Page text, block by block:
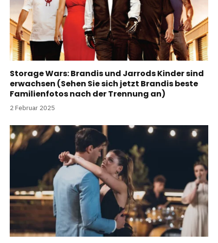
Storage Wars: Brandis und Jarrods Kinder sind
erwachsen (Sehen Sie sich jetzt Brandis beste
Familienfotos nach der Trennung an)
2 Februar 2025